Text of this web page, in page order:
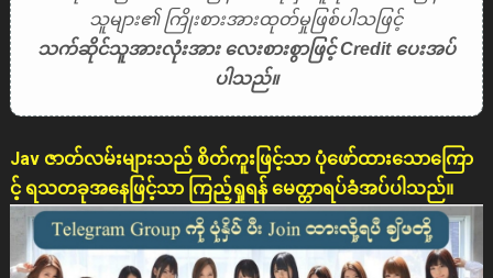
သူများ၏ ကြိုးစားအားထုတ်မှုဖြစ်ပါသဖြင့်
သက်ဆိုင်သူအားလုံးအား လေးစားစွာဖြင့် Credit ပေးအပ်
ပါသည်။
Jav ဇာတ်လမ်းများသည် စိတ်ကူးဖြင့်သာ ပုံဖော်ထားသောကြော
င့် ရသတခုအနေဖြင့်သာ ကြည့်ရှုရန် မေတ္တာရပ်ခံအပ်ပါသည်။